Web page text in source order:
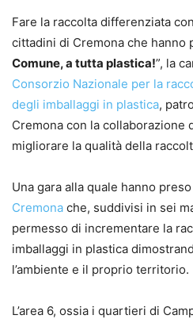
Fare la raccolta differenziata
cittadini di Cremona che hanno
Comune, a tutta plastica!”, la
Consorzio Nazionale per la
degli imballaggi in plastica,
Cremona con la collaborazione
migliorare la qualità della
Una gara alla quale hanno
Cremona che, suddivisi in sei
permesso di incrementare la
imballaggi in plastica
l’ambiente e il proprio territorio.
L’area 6, ossia i quartieri di